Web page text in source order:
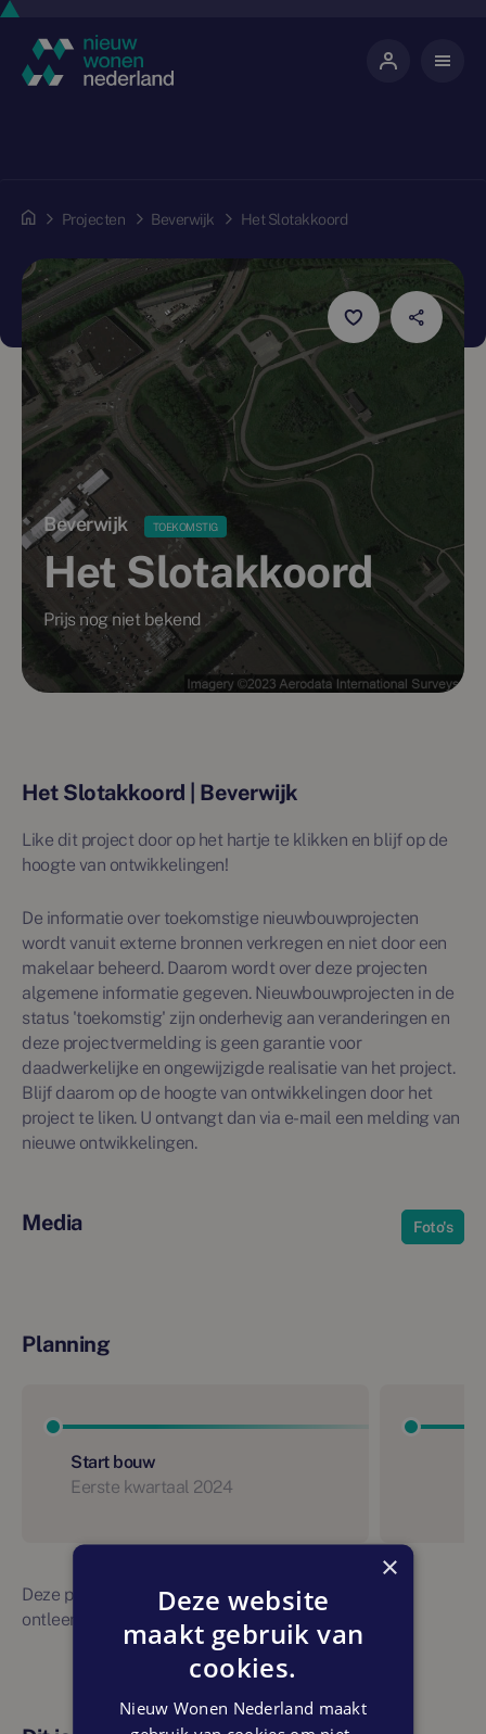
Projecten Beverwijk Het Slotakkoord
Beverwijk TOEKOMSTIG
Het Slotakkoord
Prijs nog niet bekend
Het Slotakkoord | Beverwijk
Like dit project door op het hartje te klikken en blijf op de
hoogte van ontwikkelingen!
De informatie over toekomstige nieuwbouwprojecten
wordt vanuit externe bronnen verkregen en niet door een
makelaar beheerd. Daarom wordt over deze projecten
algemene informatie gegeven. Nieuwbouwprojecten in de
status 'toekomstig' zijn onderhevig aan veranderingen en
deze projectvermelding is geen garantie voor
daadwerkelijke en ongewijzigde realisatie van het project.
Blijf daarom op de hoogte van ontwikkelingen door het
project te liken. U ontvangt dan via e-mail een melding van
nieuwe ontwikkelingen.
Media Foto's
Planning
Start bouw
Eerste kwartaal 2024
Deze planning is indicatief. Er kunnen geen rechten
ontleend worden aan bovenstaande planning
×
Deze website
maakt gebruik van
cookies.
Nieuw Wonen Nederland maakt